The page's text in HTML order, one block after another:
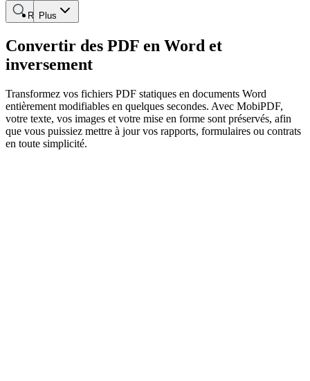
Plus
Rechercher
Convertir des PDF en Word et
inversement
Transformez vos fichiers PDF statiques en documents Word
entièrement modifiables en quelques secondes. Avec MobiPDF,
votre texte, vos images et votre mise en forme sont préservés, afin
que vous puissiez mettre à jour vos rapports, formulaires ou contrats
en toute simplicité.